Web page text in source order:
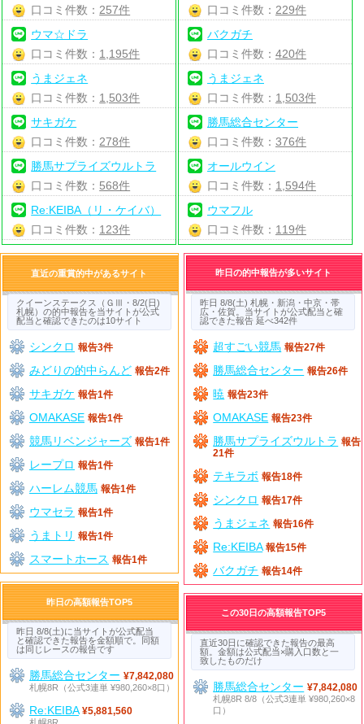
口コミ件数： 257件
ウマ☆ドラ
口コミ件数： 1,195件
うまジェネ
口コミ件数： 1,503件
サキガケ
口コミ件数： 278件
勝馬サプライズウルトラ
口コミ件数： 568件
Re:KEIBA（リ・ケイバ）
口コミ件数： 123件
口コミ件数： 229件
バクガチ
口コミ件数： 420件
うまジェネ
口コミ件数： 1,503件
勝馬総合センター
口コミ件数： 376件
オールウイン
口コミ件数： 1,594件
ウマフル
口コミ件数： 119件
直近の重賞的中があるサイト
クイーンステークス（ＧⅢ・8/2(日)
札幌）の的中報告を当サイトが公式
配当と確認できたのは10サイト
シンクロ 報告3件
みどりの的中らんど 報告2件
サキガケ 報告1件
OMAKASE 報告1件
競馬リベンジャーズ 報告1件
レープロ 報告1件
ハーレム競馬 報告1件
ウマセラ 報告1件
うまトリ 報告1件
スマートホース 報告1件
昨日の的中報告が多いサイト
昨日 8/8(土) 札幌・新潟・中京・帯
広・佐賀。当サイトが公式配当と確
認できた報告 延べ342件
超すごい競馬 報告27件
勝馬総合センター 報告26件
暁 報告23件
OMAKASE 報告23件
勝馬サプライズウルトラ 報告
21件
テキラボ 報告18件
シンクロ 報告17件
うまジェネ 報告16件
Re:KEIBA 報告15件
バクガチ 報告14件
昨日の高額報告TOP5
昨日 8/8(土)に当サイトが公式配当
と確認できた報告を金額順で。同額
は同じレースの報告です
勝馬総合センター ¥7,842,080
札幌8R（公式3連単 ¥980,260×8口）
Re:KEIBA ¥5,881,560
この30日の高額報告TOP5
直近30日に確認できた報告の最高
額。金額は公式配当×購入口数と一
致したものだけ
勝馬総合センター ¥7,842,080
札幌8R 8/8（公式3連単 ¥980,260×8
口）